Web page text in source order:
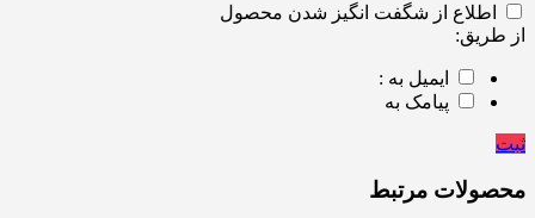
اطلاع از شگفت انگیز شدن محصول
از طریق:
ایمیل به :
پیامک به
ثبت
محصولات مرتبط